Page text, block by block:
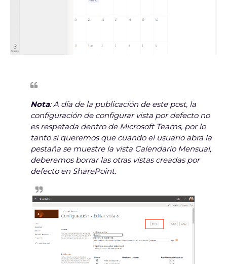
Nota: A día de la publicación de este post, la
configuración de configurar vista por defecto no
es respetada dentro de Microsoft Teams, por lo
tanto si queremos que cuando el usuario abra la
pestaña se muestre la vista Calendario Mensual,
deberemos borrar las otras vistas creadas por
defecto en SharePoint.